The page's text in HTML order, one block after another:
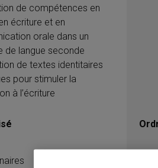
de compétences en
écriture et en
orale dans un
de langue seconde
de textes identitaires
pour stimuler la
à l’écriture